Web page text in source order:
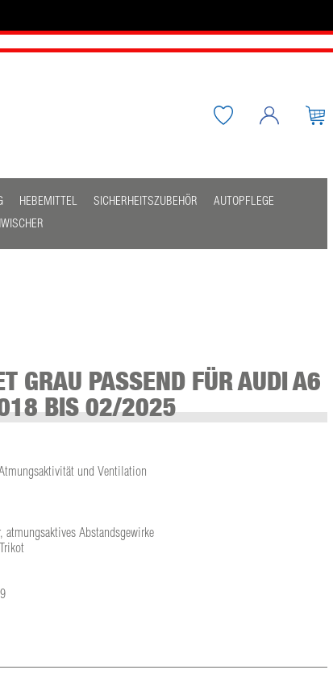
HEBEMITTEL SICHERHEITSZUBEHÖR
AUTOPFLEGE
GRAU PASSEND FÜR AUDI A6
BIS 02/2025
und Ventilation
Abstandsgewirke